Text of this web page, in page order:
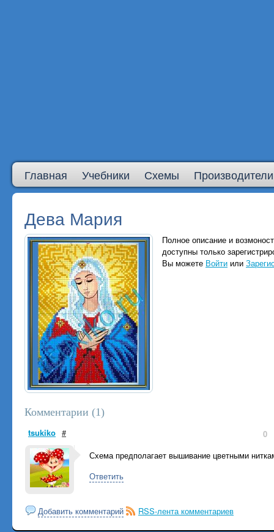
Главная Учебники Схемы Производители
Дева Мария
Полное описание и
доступны только
Вы можете Войти или
Комментарии (1)
tsukiko #
0
Схема предполагает вышивание цветными
Ответить
Добавить комментарий RSS-лента комментариев